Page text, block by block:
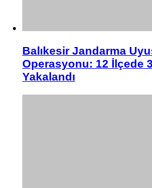
Balıkesir Jandarma
Operasyonu: 12 İlçede
Yakalandı